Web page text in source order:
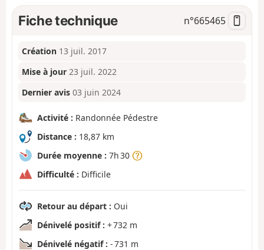
Fiche technique n°665465
Création 13 juil. 2017
Mise à jour 23 juil. 2022
Dernier avis 03 juin 2024
Activité : Randonnée Pédestre
Distance : 18,87 km
Durée moyenne : 7h 30
Difficulté : Difficile
Retour au départ : Oui
Dénivelé positif : + 732 m
Dénivelé négatif : - 731 m